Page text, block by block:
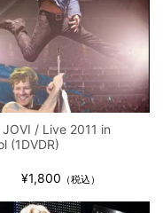
JOVI / Live 2011 in
(1DVDR)
¥1,800 （税込）